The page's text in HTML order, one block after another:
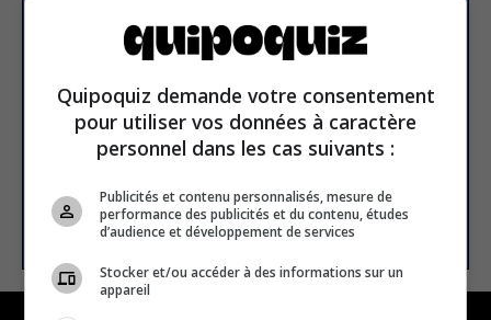
Subscribe to our
newsletter
Email address
SUBSCRIBE
Quipoquiz demande votre consentement
pour utiliser vos données à caractère
personnel dans les cas suivants :
Publicités et contenu personnalisés, mesure de
performance des publicités et du contenu, études
d’audience et développement de services
Stocker et/ou accéder à des informations sur un
appareil